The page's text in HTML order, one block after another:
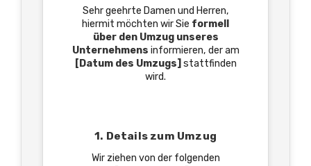
Sehr geehrte Damen und Herren,
hiermit möchten wir Sie formell
über den Umzug unseres
Unternehmens informieren, der am
[Datum des Umzugs] stattfinden
wird.
1. Details zum Umzug
Wir ziehen von der folgenden